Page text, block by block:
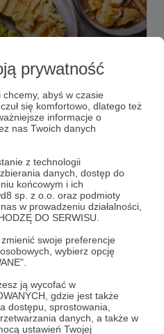
prywatność
abyś w czasie
się komfortowo, dlatego też
informacje o
nas Twoich danych
z technologii
danych, dostęp do
końcowym i ich
sp. z o.o. oraz podmioty
w prowadzeniu działalności,
DO SERWISU.
swoje preferencje
wybierz opcję
ją wycofać w
gdzie jest także
dostępu, sprostowania,
danych, a także w
ustawień Twojej
i planety daj szansę
z roślinnym programem
+5
Patronów!